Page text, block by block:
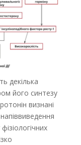
декілька
його синтезу
визнані